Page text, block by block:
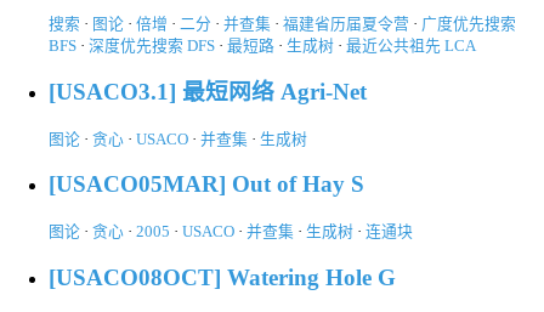
搜索 · 图论 · 倍增 · 二分 · 并查集 · 福建省历届夏令营 · 广度优先搜索
BFS · 深度优先搜索 DFS · 最短路 · 生成树 · 最近公共祖先 LCA
[USACO3.1] 最短网络 Agri-Net
图论 · 贪心 · USACO · 并查集 · 生成树
[USACO05MAR] Out of Hay S
图论 · 贪心 · 2005 · USACO · 并查集 · 生成树 · 连通块
[USACO08OCT] Watering Hole G